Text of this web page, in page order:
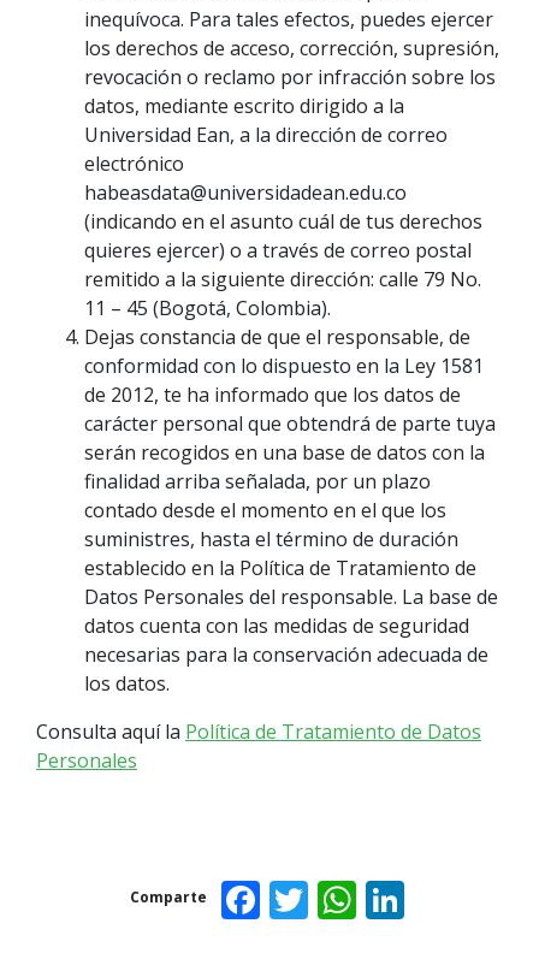
inequívoca. Para tales efectos, puedes ejercer
los derechos de acceso, corrección, supresión,
revocación o reclamo por infracción sobre los
datos, mediante escrito dirigido a la
Universidad Ean, a la dirección de correo
electrónico
habeasdata@universidadean.edu.co
(indicando en el asunto cuál de tus derechos
quieres ejercer) o a través de correo postal
remitido a la siguiente dirección: calle 79 No.
11 – 45 (Bogotá, Colombia).
Dejas constancia de que el responsable, de
conformidad con lo dispuesto en la Ley 1581
de 2012, te ha informado que los datos de
carácter personal que obtendrá de parte tuya
serán recogidos en una base de datos con la
finalidad arriba señalada, por un plazo
contado desde el momento en el que los
suministres, hasta el término de duración
establecido en la Política de Tratamiento de
Datos Personales del responsable. La base de
datos cuenta con las medidas de seguridad
necesarias para la conservación adecuada de
los datos.
Consulta aquí la Política de Tratamiento de Datos
Personales
Comparte Facebook
Twitter